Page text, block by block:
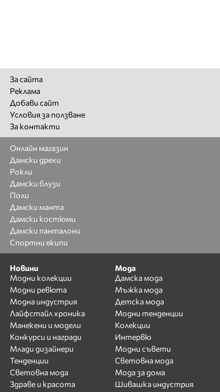
За сайта
Реклама
Добави сайт
Условия за ползване
За контакти
Онлайн магазин
Дамски дрехи
Рокли
Дамски блузи
Поли
Дамски манта
Дамски костюми
Дамски панталони
Спортни екипи
Новини
Модни колекции
Модни ревюта
Модна индустрия
Лайфстайл хроника
Манекени и модели
Конкурси и награди
Млади дизайнери
Тенденции
Световна мода
Здраве и красота
Мода
Дамска мода
Мъжка мода
Детска мода
Модни тенденции
Колекции
Интервю
Модни съвети
Световна мода
Мода за дома
Шивашка индустрия